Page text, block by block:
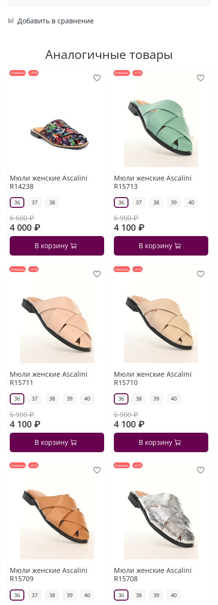
Добавить в сравнение
Аналогичные товары
Новинка -39%
Мюли женские Ascalini
R14238
36 37 38
6 600 ₽
4 000 ₽
В корзину
Новинка -41%
Мюли женские Ascalini
R15713
36 37 38 39 40
6 900 ₽
4 100 ₽
В корзину
Новинка -41%
Мюли женские Ascalini
R15711
36 37 38 39 40
6 900 ₽
4 100 ₽
В корзину
Новинка -41%
Мюли женские Ascalini
R15710
36 38 39 40
6 900 ₽
4 100 ₽
В корзину
Новинка -41%
Мюли женские Ascalini
R15709
36 37 38 39 40
Новинка -41%
Мюли женские Ascalini
R15708
36 38 39 40